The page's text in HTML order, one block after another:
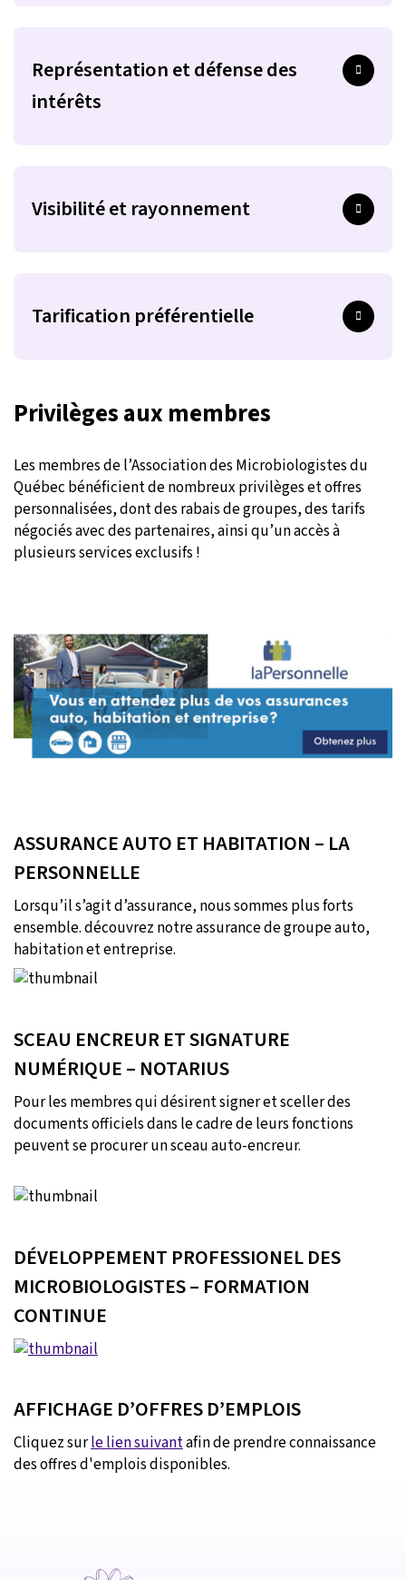
Représentation et défense des
intérêts
Visibilité et rayonnement
Tarification préférentielle
Privilèges aux membres
Les membres de l’Association des Microbiologistes du
Québec bénéficient de nombreux privilèges et offres
personnalisées, dont des rabais de groupes, des tarifs
négociés avec des partenaires, ainsi qu’un accès à
plusieurs services exclusifs !
ASSURANCE AUTO ET HABITATION – LA
PERSONNELLE
Lorsqu’il s’agit d’assurance, nous sommes plus forts
ensemble. découvrez notre assurance de groupe auto,
habitation et entreprise.
SCEAU ENCREUR ET SIGNATURE
NUMÉRIQUE – NOTARIUS
Pour les membres qui désirent signer et sceller des
documents officiels dans le cadre de leurs fonctions
peuvent se procurer un sceau auto-encreur.
DÉVELOPPEMENT PROFESSIONEL DES
MICROBIOLOGISTES – FORMATION
CONTINUE
AFFICHAGE D’OFFRES D’EMPLOIS
Cliquez surle lien suivantafin de prendre connaissance
des offres d'emplois disponibles.